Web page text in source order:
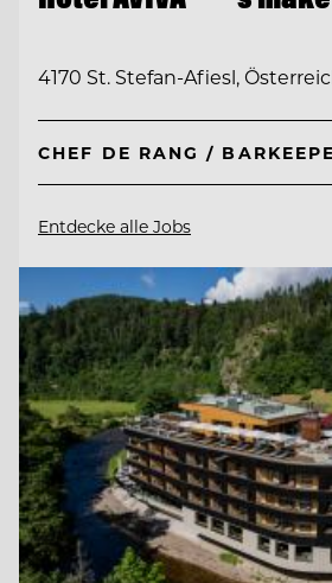
4170 St. Stefan-Afiesl,
CHEF DE RANG /
Entdecke alle Jobs